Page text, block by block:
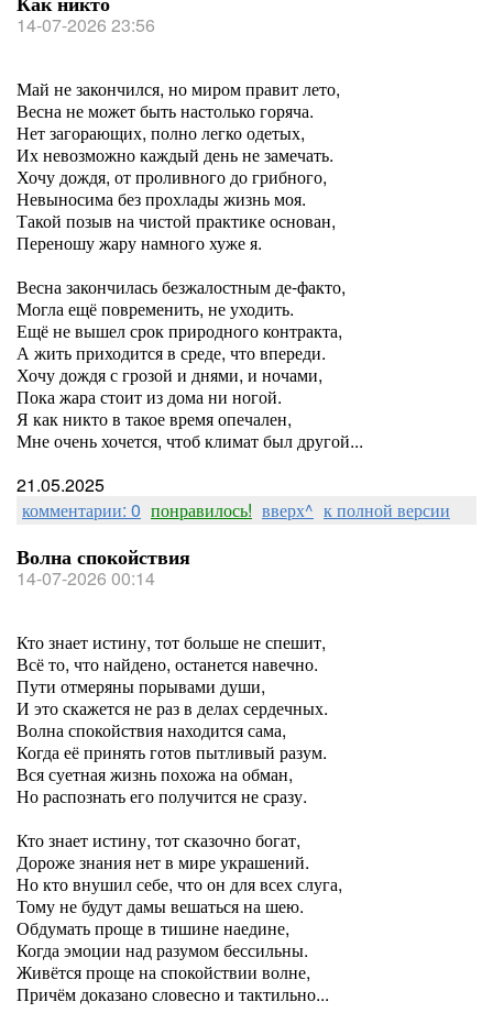
14-07-2026 23:56
Май не закончился, но миром правит лето,
Весна не может быть настолько горяча.
Нет загорающих, полно легко одетых,
Их невозможно каждый день не замечать.
Хочу дождя, от проливного до грибного,
Невыносима без прохлады жизнь моя.
Такой позыв на чистой практике основан,
Переношу жару намного хуже я.
Весна закончилась безжалостным де-факто,
Могла ещё повременить, не уходить.
Ещё не вышел срок природного контракта,
А жить приходится в среде, что впереди.
Хочу дождя с грозой и днями, и ночами,
Пока жара стоит из дома ни ногой.
Я как никто в такое время опечален,
Мне очень хочется, чтоб климат был другой...
21.05.2025
комментарии: 0 понравилось! вверх^ к полной версии
Волна спокойствия
14-07-2026 00:14
Кто знает истину, тот больше не спешит,
Всё то, что найдено, останется навечно.
Пути отмеряны порывами души,
И это скажется не раз в делах сердечных.
Волна спокойствия находится сама,
Когда её принять готов пытливый разум.
Вся суетная жизнь похожа на обман,
Но распознать его получится не сразу.
Кто знает истину, тот сказочно богат,
Дороже знания нет в мире украшений.
Но кто внушил себе, что он для всех слуга,
Тому не будут дамы вешаться на шею.
Обдумать проще в тишине наедине,
Когда эмоции над разумом бессильны.
Живётся проще на спокойствии волне,
Причём доказано словесно и тактильно...